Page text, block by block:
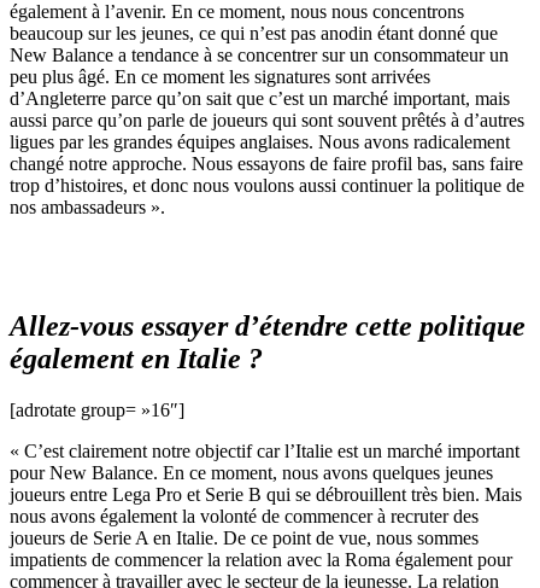
également à l’avenir. En ce moment, nous nous concentrons
beaucoup sur les jeunes, ce qui n’est pas anodin étant donné que
New Balance a tendance à se concentrer sur un consommateur un
peu plus âgé. En ce moment les signatures sont arrivées
d’Angleterre parce qu’on sait que c’est un marché important, mais
aussi parce qu’on parle de joueurs qui sont souvent prêtés à d’autres
ligues par les grandes équipes anglaises. Nous avons radicalement
changé notre approche. Nous essayons de faire profil bas, sans faire
trop d’histoires, et donc nous voulons aussi continuer la politique de
nos ambassadeurs ».
Allez-vous essayer d’étendre cette politique
également en Italie ?
[adrotate group= »16″]
« C’est clairement notre objectif car l’Italie est un marché important
pour New Balance. En ce moment, nous avons quelques jeunes
joueurs entre Lega Pro et Serie B qui se débrouillent très bien. Mais
nous avons également la volonté de commencer à recruter des
joueurs de Serie A en Italie. De ce point de vue, nous sommes
impatients de commencer la relation avec la Roma également pour
commencer à travailler avec le secteur de la jeunesse. La relation